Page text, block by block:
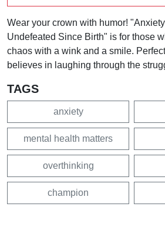
Wear your crown with humor!
Undefeated Since Birth" is for those
chaos with a wink and a smile.
believes in laughing through the
TAGS
anxiety
mental health matters
overthinking
champion